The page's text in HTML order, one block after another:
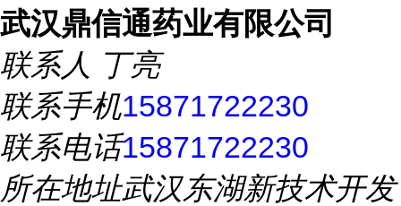
武汉鼎信通药业有限公司
联系人 丁亮
联系手机15871722230
联系电话15871722230
所在地址武汉东湖新技术开发